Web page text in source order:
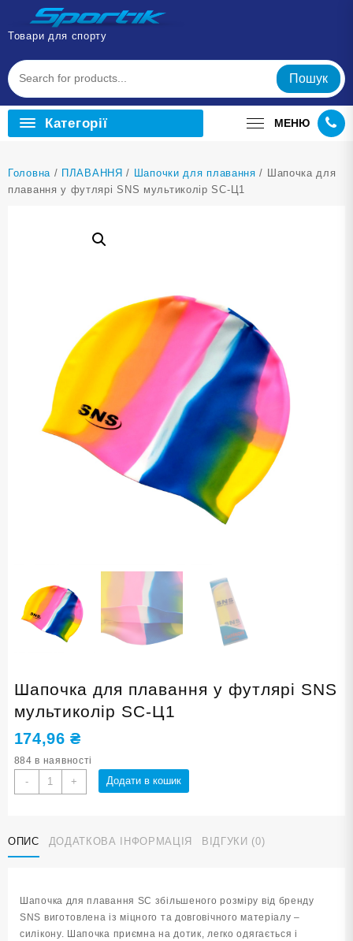
Перейти
вмісту
Товари для спорту
Пошук
Категорії МЕНЮ
Головна / ПЛАВАННЯ / Шапочки для плавання / Шапочка для
плавання у футлярі SNS мультиколір SC-Ц1
Шапочка для плавання у футлярі SNS
мультиколір SC-Ц1
174,96₴
884 в наявності
-
Шапочка
для
футлярі
SNS
+ Додати в кошик
ОПИС ДОДАТКОВА ІНФОРМАЦІЯ ВІДГУКИ (0)
Шапочка для плавання SC збільшеного розміру від бренду
SNS виготовлена із міцного та довговічного матеріалу –
силікону. Шапочка приємна на дотик, легко одягається і